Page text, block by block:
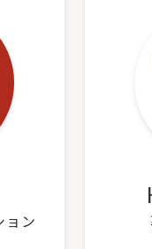
ョン